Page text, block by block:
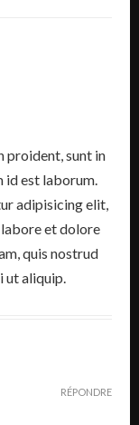
proident, sunt in
id est laborum.
adipisicing elit,
et dolore
quis nostrud
ut aliquip.
RÉPONDRE